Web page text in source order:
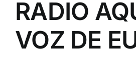
RADIO
VOZ DE